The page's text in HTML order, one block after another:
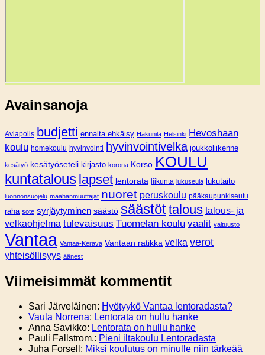
Avainsanoja
Aviapolis budjetti ennalta ehkäisy Hakunila Helsinki Hevoshaan
koulu homekoulu hyvinvointi hyvinvointivelka joukkoliikenne
kesätyö kesätyöseteli kirjasto korona Korso KOULU
kuntatalous lapset lentorata liikunta lukuseula lukutaito
luonnonsuojelu maahanmuuttajat nuoret peruskoulu pääkaupunkiseutu
raha sote syrjäytyminen säästö säästöttalous talous- ja
velkaohjelma tulevaisuus Tuomelan koulu vaalit valtuusto
Vantaa Vantaa-Kerava Vantaan ratikka velka verot
yhteisöllisyys äänest
Viimeisimmät kommentit
Sari Järveläinen: Hyötyykö Vantaa lentoradasta?
Vaula Norrena: Lentorata on hullu hanke
Anna Savikko: Lentorata on hullu hanke
Pauli Fallstrom.: Pieni iltakoulu Lentoradasta
Juha Forsell : Miksi koulutus on minulle niin tärkeää